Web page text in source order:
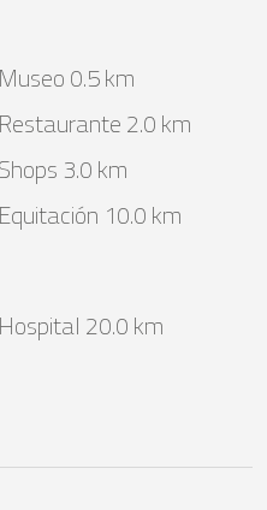
Museo 0.5 km
Restaurante 2.0 km
Shops 3.0 km
Equitación 10.0 km
Hospital 20.0 km